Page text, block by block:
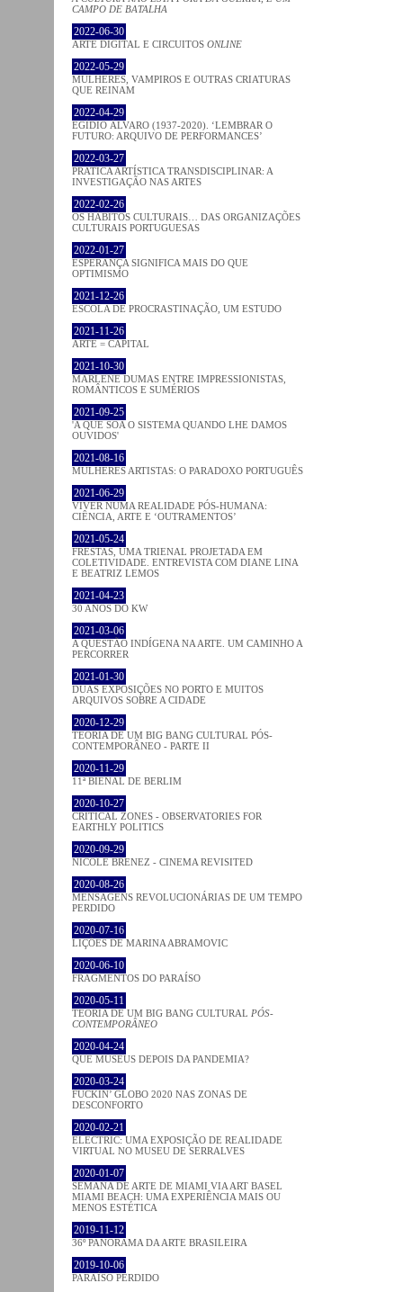
CAMPO DE BATALHA
2022-06-30
ARTE DIGITAL E CIRCUITOS ONLINE
2022-05-29
MULHERES, VAMPIROS E OUTRAS CRIATURAS
QUE REINAM
2022-04-29
EGÍDIO ÁLVARO (1937-2020). ‘LEMBRAR O
FUTURO: ARQUIVO DE PERFORMANCES’
2022-03-27
PRATICA ARTÍSTICA TRANSDISCIPLINAR: A
INVESTIGAÇÃO NAS ARTES
2022-02-26
OS HÁBITOS CULTURAIS… DAS ORGANIZAÇÕES
CULTURAIS PORTUGUESAS
2022-01-27
ESPERANÇA SIGNIFICA MAIS DO QUE
OPTIMISMO
2021-12-26
ESCOLA DE PROCRASTINAÇÃO, UM ESTUDO
2021-11-26
ARTE = CAPITAL
2021-10-30
MARLENE DUMAS ENTRE IMPRESSIONISTAS,
ROMÂNTICOS E SUMÉRIOS
2021-09-25
'A QUE SOA O SISTEMA QUANDO LHE DAMOS
OUVIDOS'
2021-08-16
MULHERES ARTISTAS: O PARADOXO PORTUGUÊS
2021-06-29
VIVER NUMA REALIDADE PÓS-HUMANA:
CIÊNCIA, ARTE E ‘OUTRAMENTOS’
2021-05-24
FRESTAS, UMA TRIENAL PROJETADA EM
COLETIVIDADE. ENTREVISTA COM DIANE LINA
E BEATRIZ LEMOS
2021-04-23
30 ANOS DO KW
2021-03-06
A QUESTÃO INDÍGENA NA ARTE. UM CAMINHO A
PERCORRER
2021-01-30
DUAS EXPOSIÇÕES NO PORTO E MUITOS
ARQUIVOS SOBRE A CIDADE
2020-12-29
TEORIA DE UM BIG BANG CULTURAL PÓS-
CONTEMPORÂNEO - PARTE II
2020-11-29
11ª BIENAL DE BERLIM
2020-10-27
CRITICAL ZONES - OBSERVATORIES FOR
EARTHLY POLITICS
2020-09-29
NICOLE BRENEZ - CINEMA REVISITED
2020-08-26
MENSAGENS REVOLUCIONÁRIAS DE UM TEMPO
PERDIDO
2020-07-16
LIÇÕES DE MARINA ABRAMOVIC
2020-06-10
FRAGMENTOS DO PARAÍSO
2020-05-11
TEORIA DE UM BIG BANG CULTURAL PÓS-
CONTEMPORÂNEO
2020-04-24
QUE MUSEUS DEPOIS DA PANDEMIA?
2020-03-24
FUCKIN’ GLOBO 2020 NAS ZONAS DE
DESCONFORTO
2020-02-21
ELECTRIC: UMA EXPOSIÇÃO DE REALIDADE
VIRTUAL NO MUSEU DE SERRALVES
2020-01-07
SEMANA DE ARTE DE MIAMI VIA ART BASEL
MIAMI BEACH: UMA EXPERIÊNCIA MAIS OU
MENOS ESTÉTICA
2019-11-12
36º PANORAMA DA ARTE BRASILEIRA
2019-10-06
PARAÍSO PERDIDO